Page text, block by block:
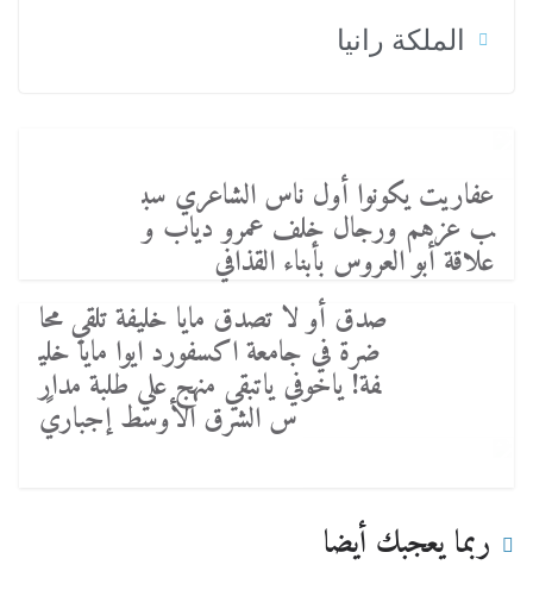
الملكة رانيا
عفاريت يكونوا أول ناس الشاعري سب
ب عزهم ورجال خلف عمرو دياب و
علاقة أبو العروس بأبناء القذافي
صدق أو لا تصدق مايا خليفة تلقي محا
ضرة في جامعة اكسفورد ايوا مايا خلي
فة! ياخوفي ياتبقي منهج علي طلبة مدار
س الشرق الأوسط إجباريً
ربما يعجبك أيضا